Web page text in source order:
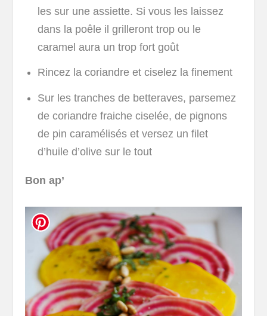
les sur une assiette. Si vous les laissez
dans la poêle il grilleront trop ou le
caramel aura un trop fort goût
Rincez la coriandre et ciselez la finement
Sur les tranches de betteraves, parsemez
de coriandre fraiche ciselée, de pignons
de pin caramélisés et versez un filet
d’huile d’olive sur le tout
Bon ap’